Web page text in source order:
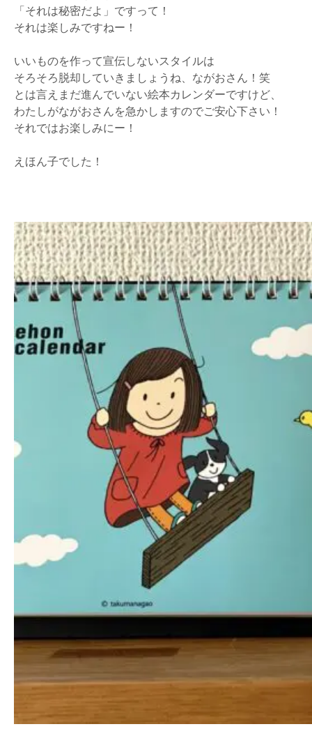
「それは秘密だよ」ですって！
それは楽しみですねー！
いいものを作って宣伝しないスタイルは
そろそろ脱却していきましょうね、ながおさん！笑
とは言えまだ進んでいない絵本カレンダーですけど、
わたしがながおさんを急かしますのでご安心下さい！
それではお楽しみにー！
えほん子でした！